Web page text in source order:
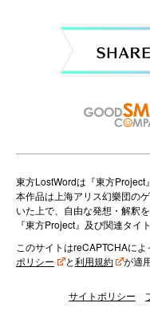
o
n
東方LostWordは『東方Project
本作品は上海アリス幻樂団の
いた上で、自由な発想・解釈
『東方Project』及び関連タイ
このサイトはreCAPTCHAに
ポリシー
と利用規約 が適
サイトポリシー